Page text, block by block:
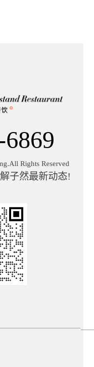
Rights Reserved
子然最新动态!
用设计让传统与现代“鸽”显魅力